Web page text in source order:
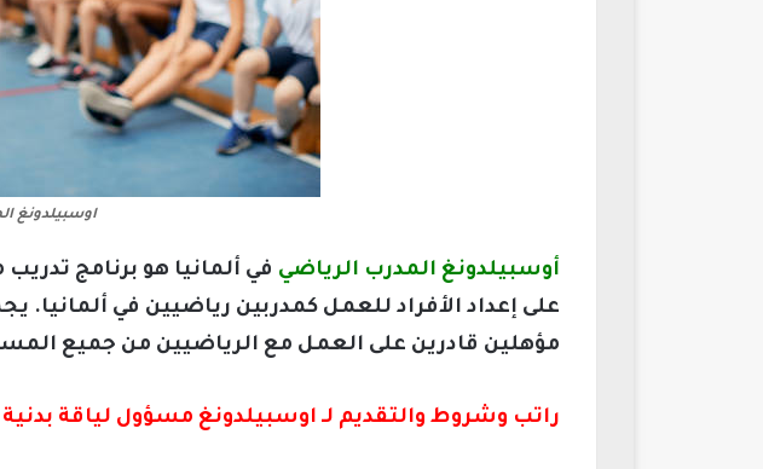
اوسبيلدونغ
أوسبيلدونغ المدرب الرياضي في ألمانيا هو برنامج
على إعداد الأفراد للعمل كمدربين رياضيين في ألمانيا.
مؤهلين قادرين على العمل مع الرياضيين من جميع
راتب وشروط والتقديم لـ اوسبيلدونغ مسؤول لياقة بدنية في